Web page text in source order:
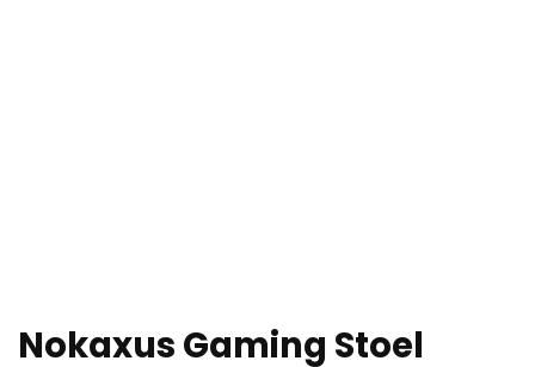
Nokaxus Gaming Stoel